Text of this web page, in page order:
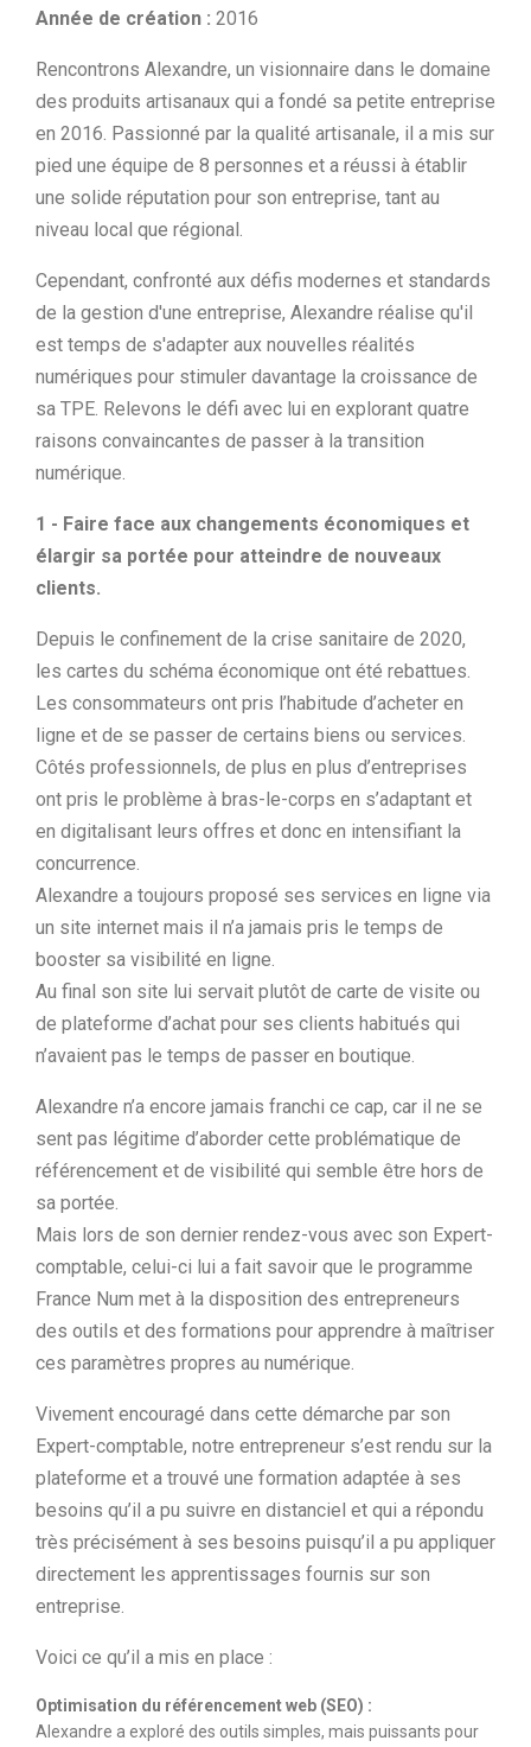
Année de création : 2016
Rencontrons Alexandre, un visionnaire dans le domaine
des produits artisanaux qui a fondé sa petite entreprise
en 2016. Passionné par la qualité artisanale, il a mis sur
pied une équipe de 8 personnes et a réussi à établir
une solide réputation pour son entreprise, tant au
niveau local que régional.
Cependant, confronté aux défis modernes et standards
de la gestion d'une entreprise, Alexandre réalise qu'il
est temps de s'adapter aux nouvelles réalités
numériques pour stimuler davantage la croissance de
sa TPE. Relevons le défi avec lui en explorant quatre
raisons convaincantes de passer à la transition
numérique.
1 - Faire face aux changements économiques et
élargir sa portée pour atteindre de nouveaux
clients.
Depuis le confinement de la crise sanitaire de 2020,
les cartes du schéma économique ont été rebattues.
Les consommateurs ont pris l’habitude d’acheter en
ligne et de se passer de certains biens ou services.
Côtés professionnels, de plus en plus d’entreprises
ont pris le problème à bras-le-corps en s’adaptant et
en digitalisant leurs offres et donc en intensifiant la
concurrence.
Alexandre a toujours proposé ses services en ligne via
un site internet mais il n’a jamais pris le temps de
booster sa visibilité en ligne.
Au final son site lui servait plutôt de carte de visite ou
de plateforme d’achat pour ses clients habitués qui
n’avaient pas le temps de passer en boutique.
Alexandre n’a encore jamais franchi ce cap, car il ne se
sent pas légitime d’aborder cette problématique de
référencement et de visibilité qui semble être hors de
sa portée.
Mais lors de son dernier rendez-vous avec son Expert-
comptable, celui-ci lui a fait savoir que le programme
France Num met à la disposition des entrepreneurs
des outils et des formations pour apprendre à maîtriser
ces paramètres propres au numérique.
Vivement encouragé dans cette démarche par son
Expert-comptable, notre entrepreneur s’est rendu sur la
plateforme et a trouvé une formation adaptée à ses
besoins qu’il a pu suivre en distanciel et qui a répondu
très précisément à ses besoins puisqu’il a pu appliquer
directement les apprentissages fournis sur son
entreprise.
Voici ce qu’il a mis en place :
Optimisation du référencement web (SEO) :
Alexandre a exploré des outils simples, mais puissants pour